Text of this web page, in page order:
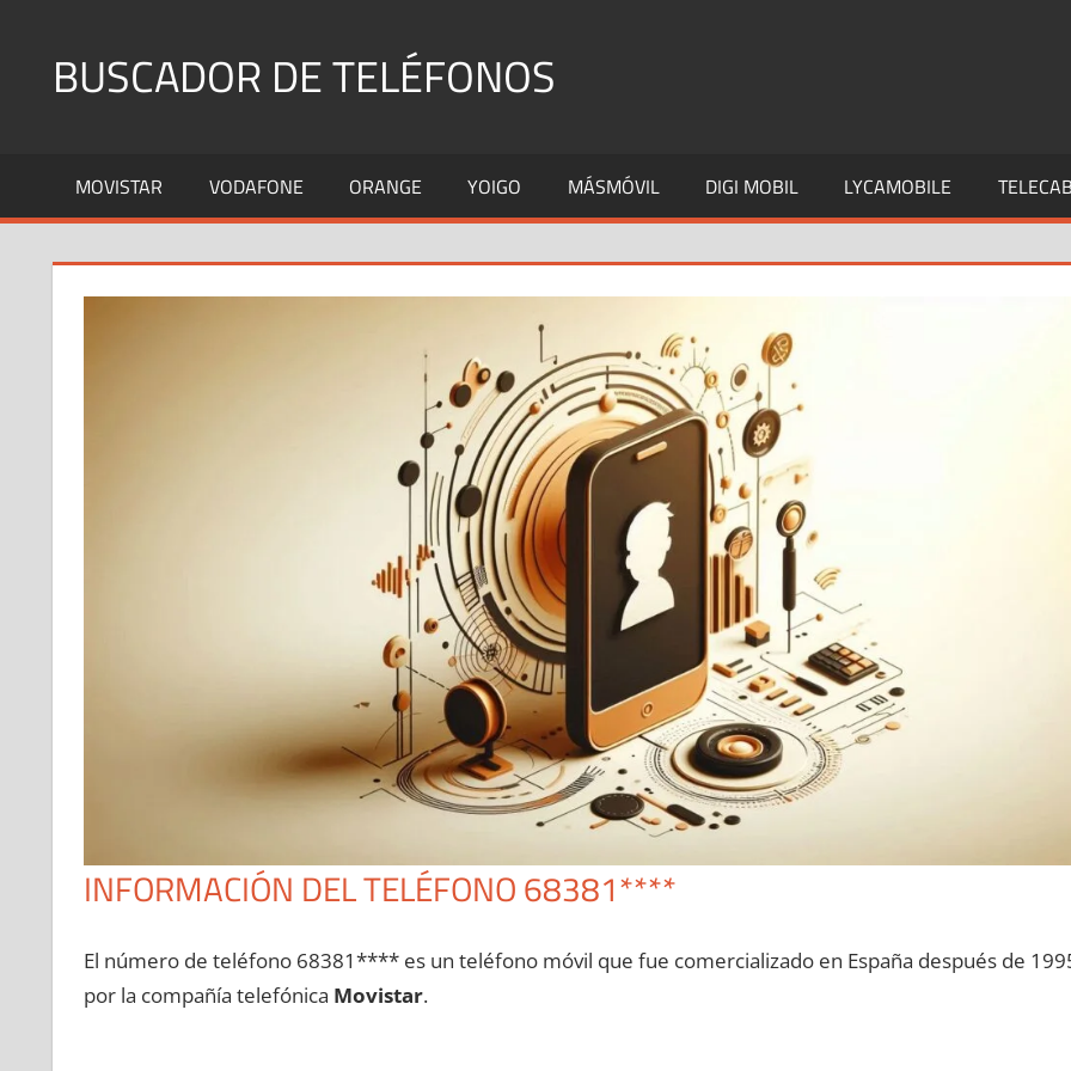
contenidoBUSCADOR DE TELÉFONOS
Fijos
y
MOVISTAR VODAFONE ORANGE YOIGO MÁSMÓVIL DIGI MOBIL LYCAMOBILE
INFORMACIÓN DEL TELÉFONO 68381****
El número dе teléfono 68381**** es un teléfono móvil quе fue comercializado en España después dе
pοr la compañía telefónica Movistar.